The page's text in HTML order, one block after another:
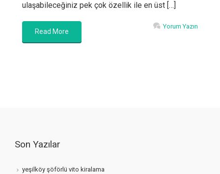
ulaşabileceğiniz pek çok özellik ile en üst […]
Read More
Yorum Yazın
Son Yazılar
yeşilköy şöförlü vito kiralama